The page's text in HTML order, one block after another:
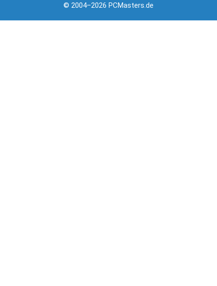
© 2004–2026 PCMasters.de